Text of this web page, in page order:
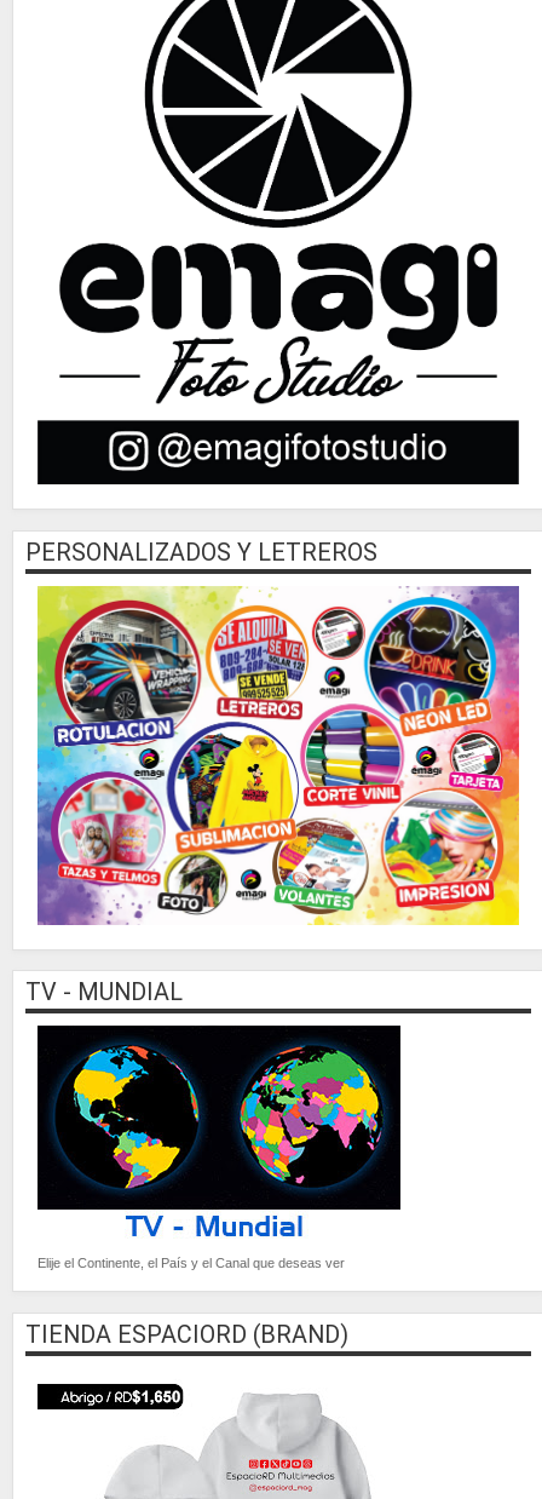
PERSONALIZADOS Y LETREROS
TV - MUNDIAL
Elije el Continente, el País y el Canal que deseas ver
TIENDA ESPACIORD (BRAND)